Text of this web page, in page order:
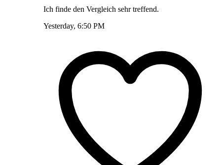
Ich finde den Vergleich sehr treffend.
Yesterday, 6:50 PM